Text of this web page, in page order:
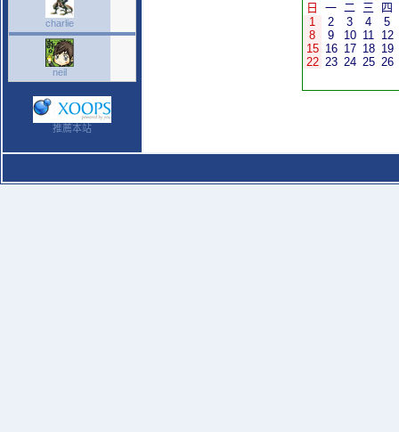
charlie
neil
推薦本站
日 一 二 三
四
1
2 3 4
5
8
9 10 11 12
15 16 17 18 19
22 23 24 25 26